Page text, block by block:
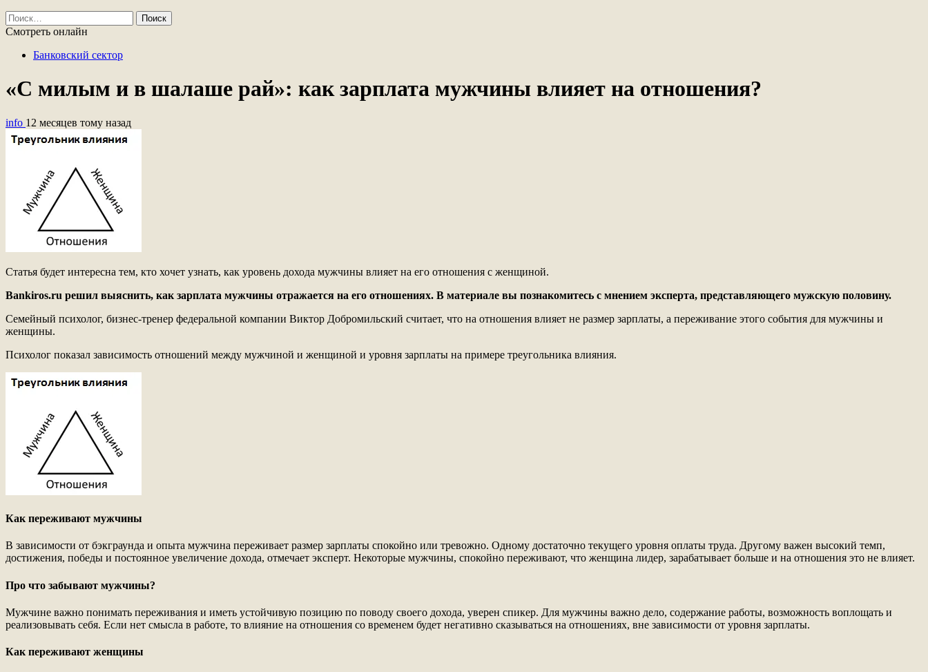
Найти:
Смотреть онлайн
Банковский сектор
«С милым и в шалаше рай»: как зарплата мужчины влияет на отношения?
info 12 месяцев тому назад
Статья будет интересна тем, кто хочет узнать, как уровень дохода мужчины влияет на его отношения с женщиной.
Bankiros.ru решил выяснить, как зарплата мужчины отражается на его отношениях. В материале вы познакомитесь с мнением эксперта, представляющего мужскую половину.
Семейный психолог, бизнес-тренер федеральной компании Виктор Добромильский считает, что на отношения влияет не размер зарплаты, а переживание этого события для мужчины и
женщины.
Психолог показал зависимость отношений между мужчиной и женщиной и уровня зарплаты на примере треугольника влияния.
Как переживают мужчины
В зависимости от бэкграунда и опыта мужчина переживает размер зарплаты спокойно или тревожно. Одному достаточно текущего уровня оплаты труда. Другому важен высокий темп,
достижения, победы и постоянное увеличение дохода, отмечает эксперт. Некоторые мужчины, спокойно переживают, что женщина лидер, зарабатывает больше и на отношения это не влияет.
Про что забывают мужчины?
Мужчине важно понимать переживания и иметь устойчивую позицию по поводу своего дохода, уверен спикер. Для мужчины важно дело, содержание работы, возможность воплощать и
реализовывать себя. Если нет смысла в работе, то влияние на отношения со временем будет негативно сказываться на отношениях, вне зависимости от уровня зарплаты.
Как переживают женщины